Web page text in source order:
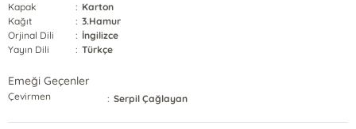
Kapak
: Karton
Kağıt
: 3.Hamur
Orjinal Dili
: İngilizce
Yayın Dili
: Türkçe
Emeği Geçenler
Çevirmen : Serpil Çağlayan